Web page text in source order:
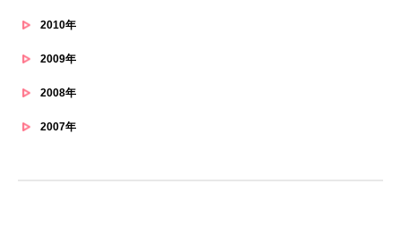
2010年
2009年
2008年
2007年